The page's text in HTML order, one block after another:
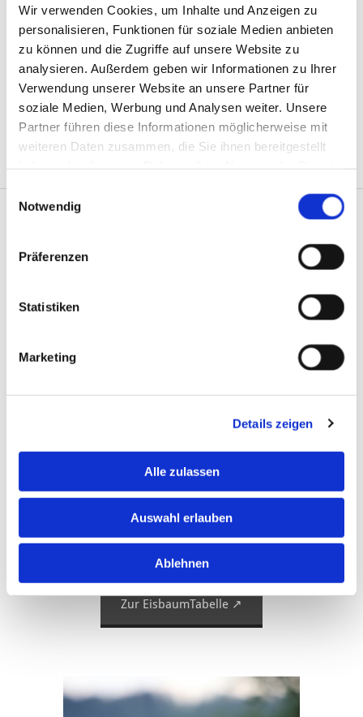
Wir verwenden Cookies, um Inhalte und Anzeigen zu
personalisieren, Funktionen für soziale Medien anbieten
zu können und die Zugriffe auf unsere Website zu
analysieren. Außerdem geben wir Informationen zu Ihrer
Verwendung unserer Website an unsere Partner für
soziale Medien, Werbung und Analysen weiter. Unsere
Partner führen diese Informationen möglicherweise mit
weiteren Daten zusammen, die Sie ihnen bereitgestellt
Einwilligungsauswahl
Notwendig
Präferenzen
Statistiken
Marketing
Details zeigen
Alle zulassen
Auswahl erlauben
Ablehnen
Ob Hamster, Hund oder Katze – ich freue mich, wenn ich
Ihnen beiden helfen kann.
Zögern Sie nicht, mich anzurufen oder zu besuchen.
Ihre Dr. Emma Szemes
Tierärztin in Mühlacker
Kommen Sie gerne (auch ohne Termin) vorbei.
Mittwochs
(und nach Vereinbarung) finden nur
Vergleichstabelle für
Tierkrankenversicherungen
Zur EisbaumTabelle ↗︎